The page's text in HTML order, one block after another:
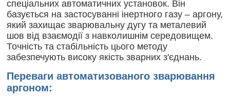
спеціальних автоматичних установок. Він
базується на застосуванні інертного газу – аргону,
який захищає зварювальну дугу та металевий
шов від взаємодії з навколишнім середовищем.
Точність та стабільність цього методу
забезпечують високу якість зварних з'єднань.
Переваги автоматизованого зварювання
аргоном: